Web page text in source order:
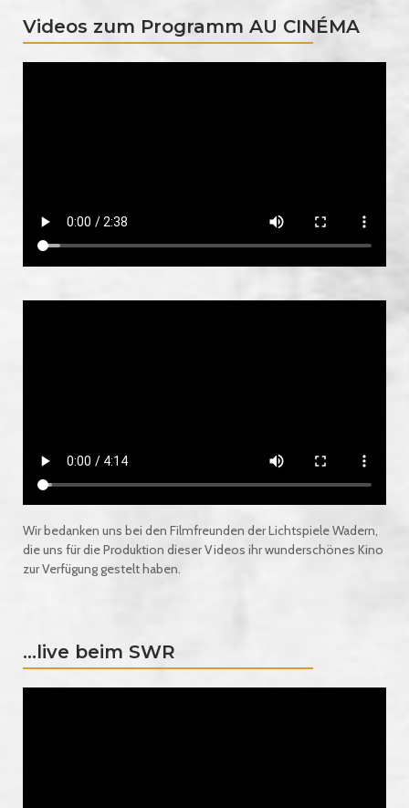
Videos zum Programm AU CINÉMA
Wir bedanken uns bei den Filmfreunden der Lichtspiele Wadern,
die uns für die Produktion dieser Videos ihr wunderschönes Kino
zur Verfügung gestelt haben.
...live beim SWR